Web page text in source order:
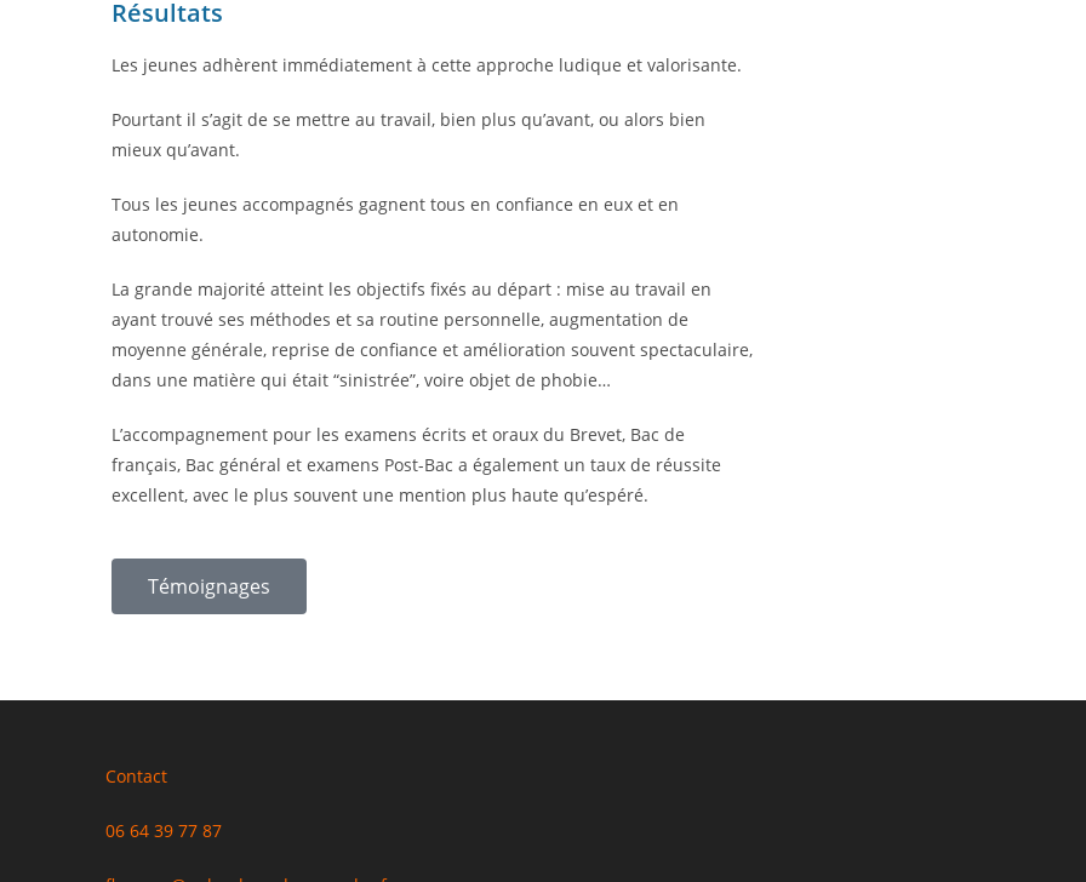
Résultats
Les jeunes adhèrent immédiatement à cette approche ludique et valorisante.
Pourtant il s’agit de se mettre au travail, bien plus qu’avant, ou alors bien
mieux qu’avant.
Tous les jeunes accompagnés gagnent tous en confiance en eux et en
autonomie.
La grande majorité atteint les objectifs fixés au départ : mise au travail en
ayant trouvé ses méthodes et sa routine personnelle, augmentation de
moyenne générale, reprise de confiance et amélioration souvent spectaculaire,
dans une matière qui était “sinistrée”, voire objet de phobie…
L’accompagnement pour les examens écrits et oraux du Brevet, Bac de
français, Bac général et examens Post-Bac a également un taux de réussite
excellent, avec le plus souvent une mention plus haute qu’espéré.
Témoignages
Contact
06 64 39 77 87